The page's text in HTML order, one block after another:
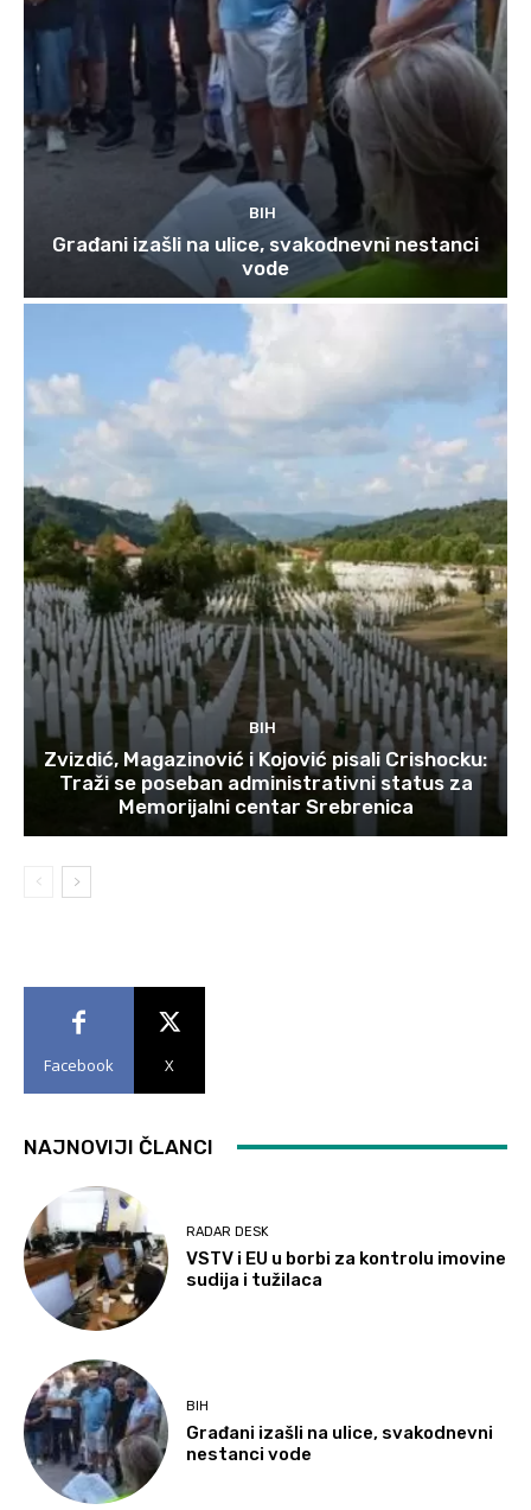
BIH
Građani izašli na ulice, svakodnevni nestanci
vode
BIH
Zvizdić, Magazinović i Kojović pisali Crishocku:
Traži se poseban administrativni status za
Memorijalni centar Srebrenica
Facebook X
NAJNOVIJI ČLANCI
RADAR DESK
VSTV i EU u borbi za kontrolu imovine
sudija i tužilaca
BIH
Građani izašli na ulice, svakodnevni
nestanci vode